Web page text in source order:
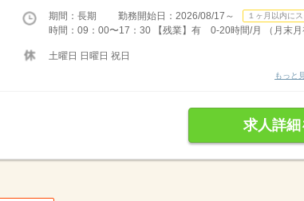
期間：長期 勤務開始日：2026/08/17～ １ヶ月以内に
時間：09：00〜17：30 【残業】有 0-20時間/月 （月末月
土曜日 日曜日 祝日
もっと
求人詳細